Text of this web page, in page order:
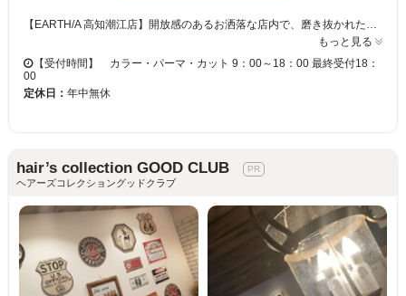
【EARTH/A 高知潮江店】開放感のあるお洒落な店内で、磨き抜かれた技術が味わえます♪ お客様一人ひとりへの丁寧なカウンセリングが魅力的★ベテランの実力派スタイリスト多数在籍！トレンドをプラスして、セルフスタイリングが楽になる再現性の高いスタイルに♪ 【EARTH/A 高知潮江店】で、キレイへの近道を見つけませんか？
もっと見る
【受付時間】 カラー・パーマ・カット 9：00～18：00 最終受付18：
00
定休日： 年中無休
hair’s collection GOOD CLUB
ヘアーズコレクショングッドクラブ